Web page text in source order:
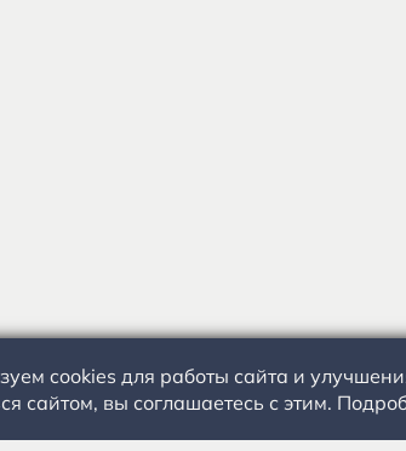
cookies для работы сайта и
сайтом, вы соглашаетесь с этим.